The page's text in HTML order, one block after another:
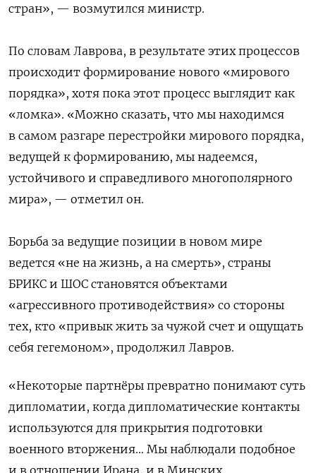
стран», — возмутился министр.
По словам Лаврова, в результате этих процессов
происходит формирование нового «мирового
порядка», хотя пока этот процесс выглядит как
«ломка». «Можно сказать, что мы находимся
в самом разгаре перестройки мирового порядка,
ведущей к формированию, мы надеемся,
устойчивого и справедливого многополярного
мира», — отметил он.
Борьба за ведущие позиции в новом мире
ведется «не на жизнь, а на смерть», страны
БРИКС и ШОС становятся объектами
«агрессивного противодействия» со стороны
тех, кто «привык жить за чужой счет и ощущать
себя гегемоном», продолжил Лавров.
«Некоторые партнёры превратно понимают суть
дипломатии, когда дипломатические контакты
используются для прикрытия подготовки
военного вторжения… Мы наблюдали подобное